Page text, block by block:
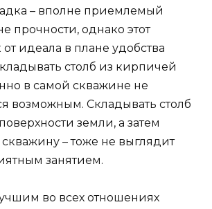
– вполне приемлемый
прочности, однако этот
идеала в плане удобства
столб из кирпичей
в самой скважине не
возможным. Складывать столб
земли, а затем
скважину – тоже не выглядит
занятием.
во всех отношениях